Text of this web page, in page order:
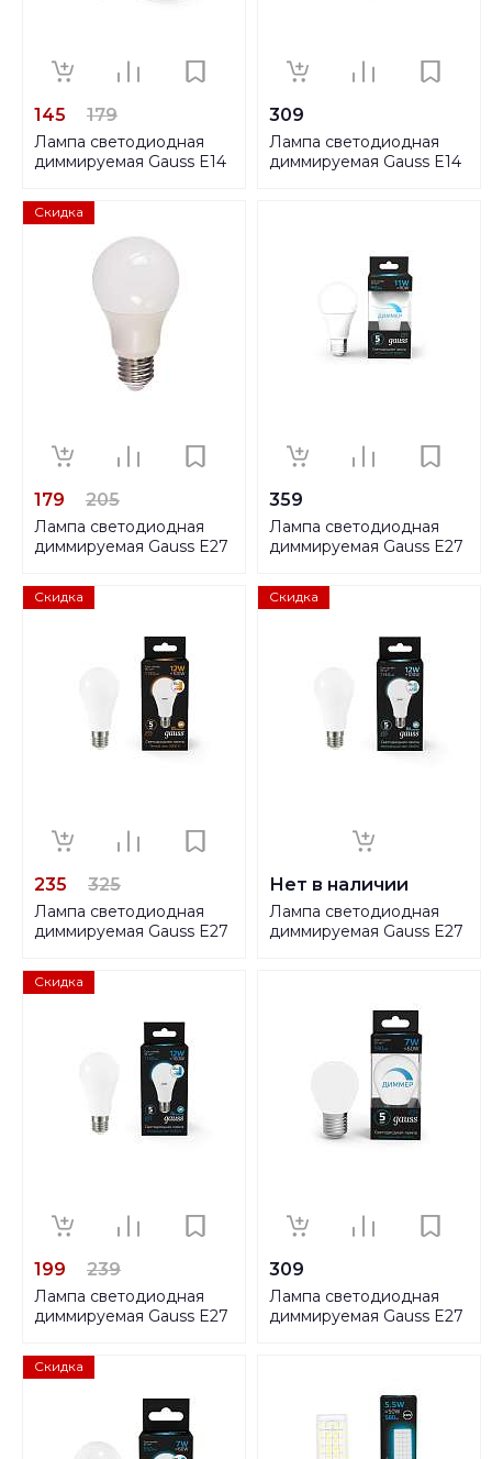
145 179
Лампа светодиодная
диммируемая Gauss E14
103101307-S
309
Лампа светодиодная
диммируемая Gauss E14
Скидка
179 205
Лампа светодиодная
диммируемая Gauss E27
102502310-S
359
Лампа светодиодная
диммируемая Gauss E27
102502311-D
Скидка
235 325
Лампа светодиодная
диммируемая Gauss E27
102502112-S
Скидка
Нет в наличии
Лампа светодиодная
диммируемая Gauss E27
Скидка
199 239
Лампа светодиодная
диммируемая Gauss E27
102502312-S
309
Лампа светодиодная
диммируемая Gauss E27
Скидка